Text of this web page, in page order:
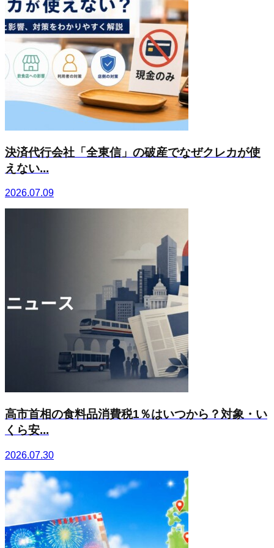
決済代行会社「全東信」の破産でなぜクレカが使
えない...
2026.07.09
高市首相の食料品消費税1％はいつから？対象・い
くら安...
2026.07.30